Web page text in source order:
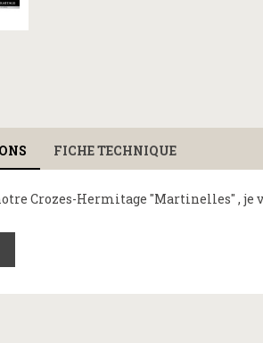
FICHE TECHNIQUE
Crozes-Hermitage "Martinelles" , je